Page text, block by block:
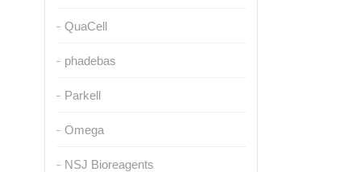
QuaCell
phadebas
Parkell
Omega
NSJ Bioreagents